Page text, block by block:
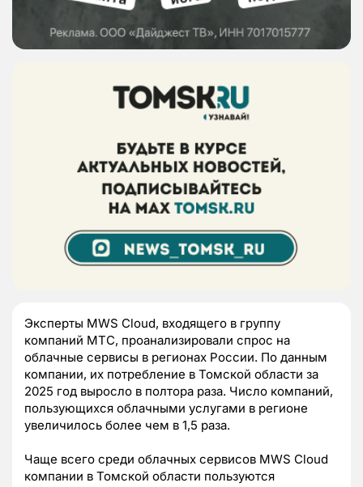
Эксперты MWS Cloud, входящего в группу
компаний МТС, проанализировали спрос на
облачные сервисы в регионах России. По данным
компании, их потребление в Томской области за
2025 год выросло в полтора раза. Число компаний,
пользующихся облачными услугами в регионе
увеличилось более чем в 1,5 раза.
Чаще всего среди облачных сервисов MWS Cloud
компании в Томской области пользуются